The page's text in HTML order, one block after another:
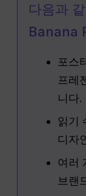
다음과
Banana
포스
프레
니다.
읽기
디자
여러
브랜